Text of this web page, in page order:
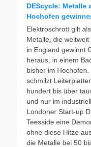
DEScycle: Metalle
Hochofen
Elektroschrott gilt
Metalle, die
in England gewinnt
heraus, in einem
bisher im
schmilzt
hundert bis über
und nur im
Londoner Start-up
Teesside eine
ohne diese Hitze
die Metalle bei 50